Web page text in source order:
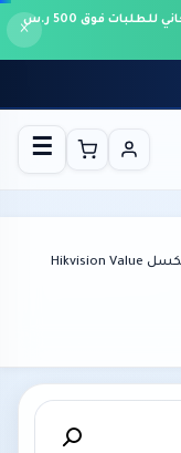
ادفع على 4 دفعات بدون فوائد · شحن مجاني للطلبات فوق 500 ر.س
×
☰
كاميرا Hikvision DS-2CD1083G2-LIU-B28 — 8 ميجابكسل Hikvision Value